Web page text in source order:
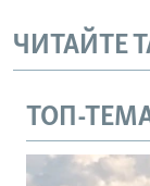
ЧИТАЙТЕ
ТОП-